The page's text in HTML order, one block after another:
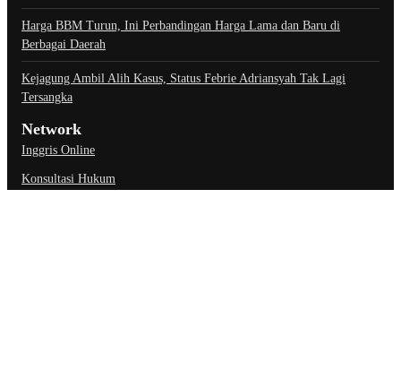
Harga BBM Turun, Ini Perbandingan Harga Lama dan Baru di
Berbagai Daerah
Kejagung Ambil Alih Kasus, Status Febrie Adriansyah Tak Lagi
Tersangka
Network
Inggris Online
Konsultasi Hukum